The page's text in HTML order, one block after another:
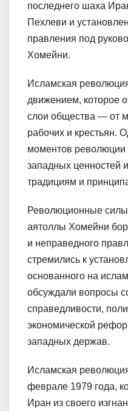
последнего шаха
Пехлеви и
правления под
Хомейни.
Исламская
движением, которое
слои общества — от
рабочих и крестьян.
моментов
западных ценностей
традициям и
Революционные силы
аятоллы Хомейни
и неправедного
стремились к
основанного на
обсуждали вопросы
справедливости,
экономической
западных держав.
Исламская
феврале 1979 года,
Иран из своего